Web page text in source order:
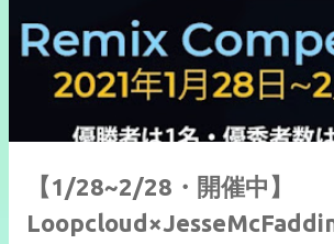
【1/28~2/28・開催中】